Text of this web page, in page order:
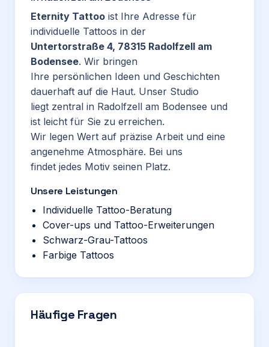
Eternity Tattoo ist Ihre Adresse für
individuelle Tattoos in der
Untertorstraße 4, 78315 Radolfzell am
Bodensee. Wir bringen
Ihre persönlichen Ideen und Geschichten
dauerhaft auf die Haut. Unser Studio
liegt zentral in Radolfzell am Bodensee und
ist leicht für Sie zu erreichen.
Wir legen Wert auf präzise Arbeit und eine
angenehme Atmosphäre. Bei uns
findet jedes Motiv seinen Platz.
Unsere Leistungen
Individuelle Tattoo-Beratung
Cover-ups und Tattoo-Erweiterungen
Schwarz-Grau-Tattoos
Farbige Tattoos
Häufige Fragen